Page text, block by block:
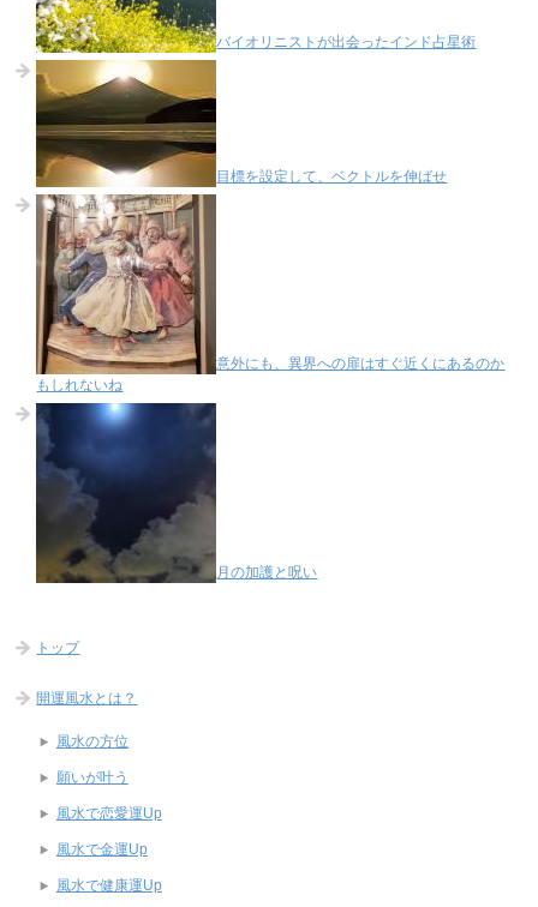
バイオリニストが出会ったインド占星術
目標を設定して、ベクトルを伸ばせ
意外にも、異界への扉はすぐ近くにあるのか
もしれないね
月の加護と呪い
トップ
開運風水とは？
風水の方位
願いが叶う
風水で恋愛運Up
風水で金運Up
風水で健康運Up